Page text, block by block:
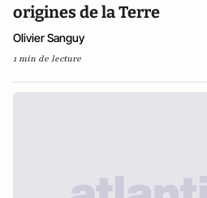
origines de la Terre
Olivier Sanguy
1 min de lecture